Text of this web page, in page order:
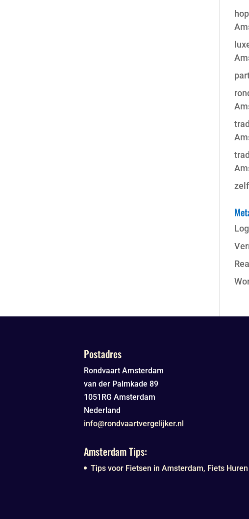
Postadres
Rondvaart Amsterdam
van der Palmkade 89
1051RG Amsterdam
Nederland
info@rondvaartvergelijker.nl
Amsterdam Tips:
Tips voor Fietsen in Amsterdam, Fiets